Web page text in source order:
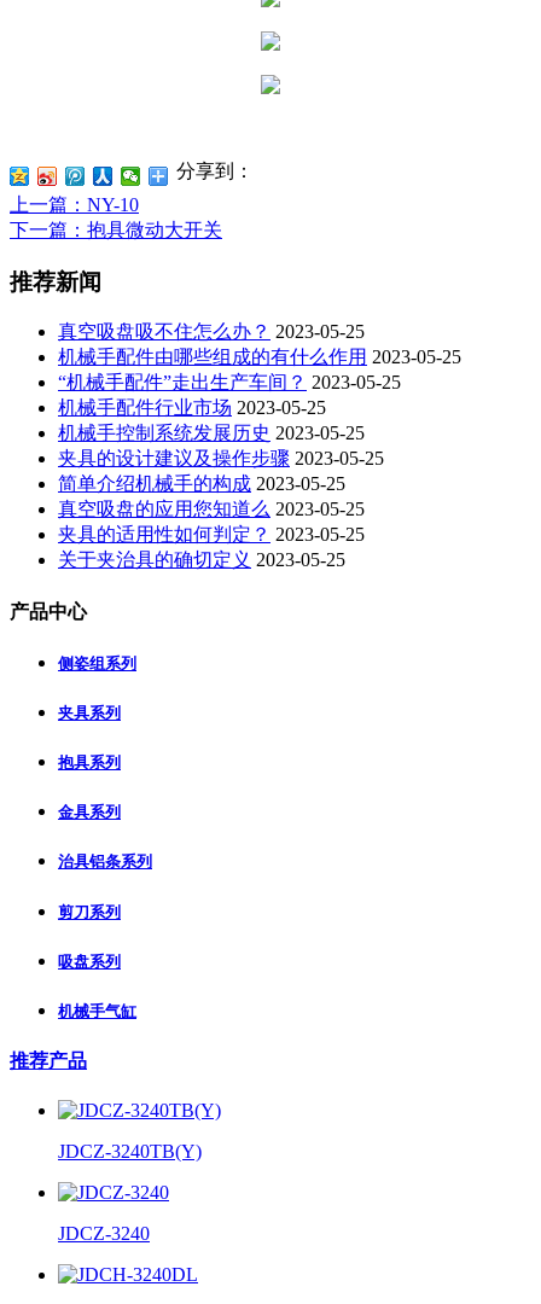
分享到：
上一篇 ：NY-10
下一篇 ：抱具微动大开关
推荐新闻
真空吸盘吸不住怎么办？ 2023-05-25
机械手配件由哪些组成的有什么作用 2023-05-25
“机械手配件”走出生产车间？ 2023-05-25
机械手配件行业市场 2023-05-25
机械手控制系统发展历史 2023-05-25
夹具的设计建议及操作步骤 2023-05-25
简单介绍机械手的构成 2023-05-25
真空吸盘的应用您知道么 2023-05-25
夹具的适用性如何判定？ 2023-05-25
关于夹治具的确切定义 2023-05-25
产品中心
侧姿组系列
夹具系列
抱具系列
金具系列
治具铝条系列
剪刀系列
吸盘系列
机械手气缸
推荐产品
JDCZ-3240TB(Y)
JDCZ-3240